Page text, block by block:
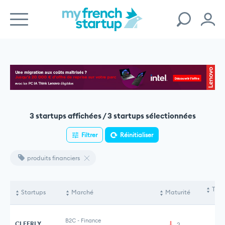
3 startups affichées / 3 startups sélectionnées
Filtrer Réinitialiser
produits financiers
Startups Marché Maturité
B2C - Finance